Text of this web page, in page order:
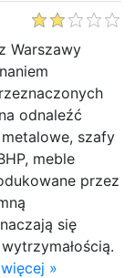
Warszawy
odnaleźć
szafy
meble
przez
się
»